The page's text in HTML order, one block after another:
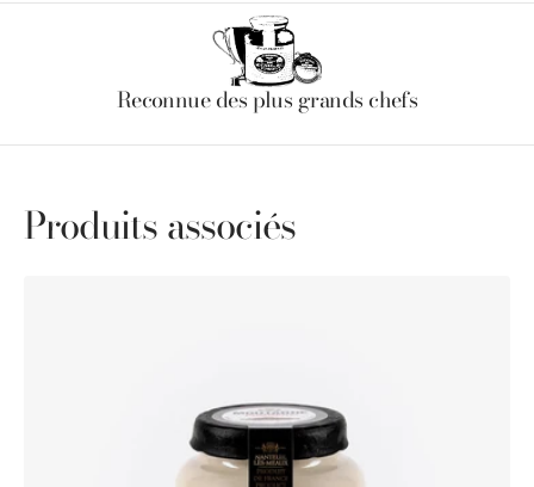
Reconnue des plus grands chefs
Produits associés